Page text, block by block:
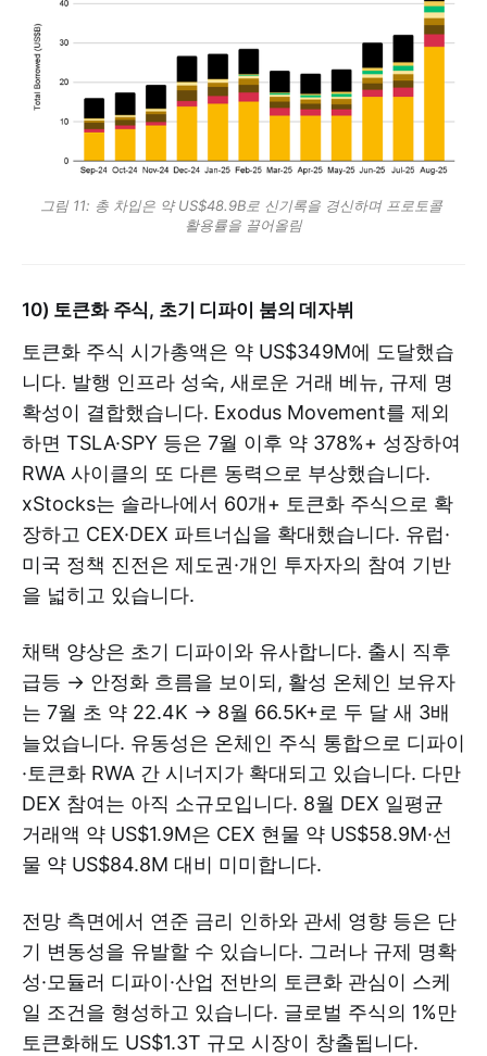
그림 11: 총 차입은 약 US$48.9B로 신기록을 경신하며 프로토콜
활용률을 끌어올림
10) 토큰화 주식, 초기 디파이 붐의 데자뷔
토큰화 주식 시가총액은 약 US$349M에 도달했습
니다. 발행 인프라 성숙, 새로운 거래 베뉴, 규제 명
확성이 결합했습니다. Exodus Movement를 제외
하면 TSLA·SPY 등은 7월 이후 약 378%+ 성장하여
RWA 사이클의 또 다른 동력으로 부상했습니다.
xStocks는 솔라나에서 60개+ 토큰화 주식으로 확
장하고 CEX·DEX 파트너십을 확대했습니다. 유럽·
미국 정책 진전은 제도권·개인 투자자의 참여 기반
을 넓히고 있습니다.
채택 양상은 초기 디파이와 유사합니다. 출시 직후
급등 → 안정화 흐름을 보이되, 활성 온체인 보유자
는 7월 초 약 22.4K → 8월 66.5K+로 두 달 새 3배
늘었습니다. 유동성은 온체인 주식 통합으로 디파이
·토큰화 RWA 간 시너지가 확대되고 있습니다. 다만
DEX 참여는 아직 소규모입니다. 8월 DEX 일평균
거래액 약 US$1.9M은 CEX 현물 약 US$58.9M·선
물 약 US$84.8M 대비 미미합니다.
전망 측면에서 연준 금리 인하와 관세 영향 등은 단
기 변동성을 유발할 수 있습니다. 그러나 규제 명확
성·모듈러 디파이·산업 전반의 토큰화 관심이 스케
일 조건을 형성하고 있습니다. 글로벌 주식의 1%만
토큰화해도 US$1.3T 규모 시장이 창출됩니다.